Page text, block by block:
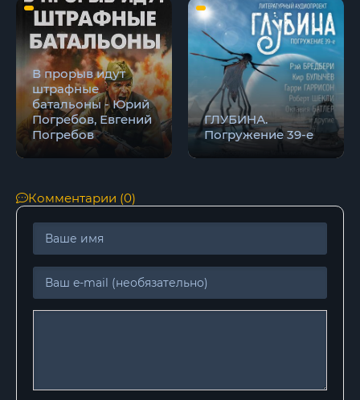
В прорыв идут
штрафные
батальоны - Юрий
Погребов, Евгений
Погребов
ГЛУБИНА.
Погружение 39-е
Комментарии (0)